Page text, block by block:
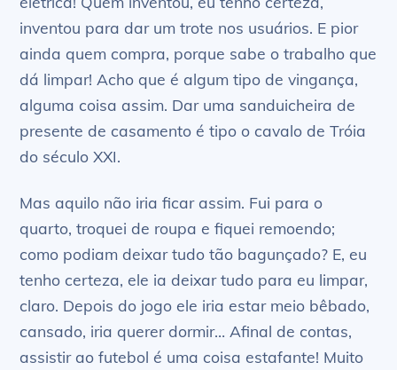
inventou para dar um trote nos usuários. E pior
ainda quem compra, porque sabe o trabalho que
dá limpar! Acho que é algum tipo de vingança,
alguma coisa assim. Dar uma sanduicheira de
presente de casamento é tipo o cavalo de Tróia
do século XXI.
Mas aquilo não iria ficar assim. Fui para o
quarto, troquei de roupa e fiquei remoendo;
como podiam deixar tudo tão bagunçado? E, eu
tenho certeza, ele ia deixar tudo para eu limpar,
claro. Depois do jogo ele iria estar meio bêbado,
cansado, iria querer dormir… Afinal de contas,
assistir ao futebol é uma coisa estafante! Muito